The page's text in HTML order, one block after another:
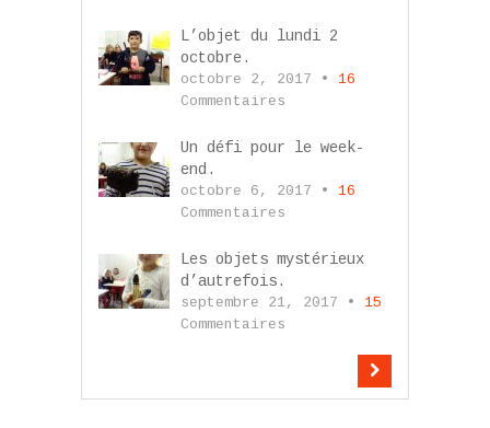
L’objet du lundi 2
octobre.
octobre 2, 2017 • 16
Commentaires
Un défi pour le week-
end.
octobre 6, 2017 • 16
Commentaires
Les objets mystérieux
d’autrefois.
septembre 21, 2017 • 15
Commentaires